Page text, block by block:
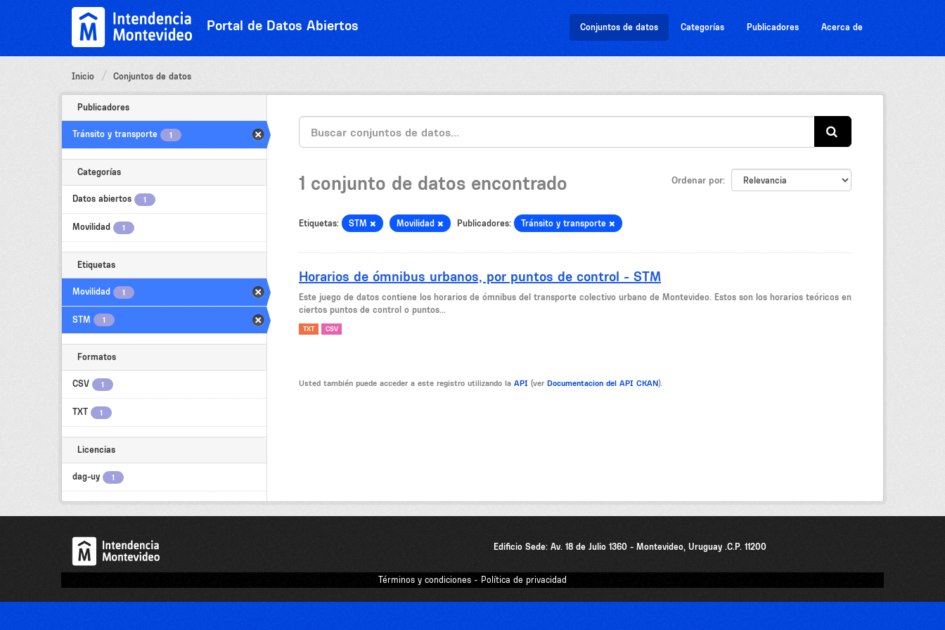
Portal de Datos Abiertos Conjuntos de datos Categorías Publicadores Acerca de
Inicio Conjuntos de datos
Publicadores
Tránsito y transporte 1
Categorías
Datos abiertos 1
Movilidad 1
Etiquetas
Movilidad 1
STM 1
Formatos
CSV 1
TXT 1
Licencias
dag-uy 1
Ordenar por
1 conjunto de datos encontrado
Etiquetas: STM Movilidad Publicadores: Tránsito y transporte
Horarios de ómnibus urbanos, por puntos de control - STM
Este juego de datos contiene los horarios de ómnibus del transporte colectivo urbano de Montevideo. Estos son los horarios teóricos en
ciertos puntos de control o puntos...
TXT CSV
Usted también puede acceder a este registro utilizando la API (ver Documentacion del API CKAN).
Edificio Sede: Av. 18 de Julio 1360 - Montevideo, Uruguay .C.P. 11200
Términos y condiciones - Política de privacidad